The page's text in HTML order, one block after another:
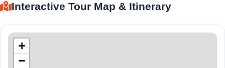
Interactive Tour Map & Itinerary
+
−